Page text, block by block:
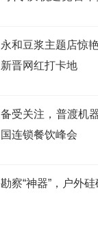
永和豆浆主题店惊
新晋网红打卡地
备受关注，普渡机
国连锁餐饮峰会
勘察“神器”，户外